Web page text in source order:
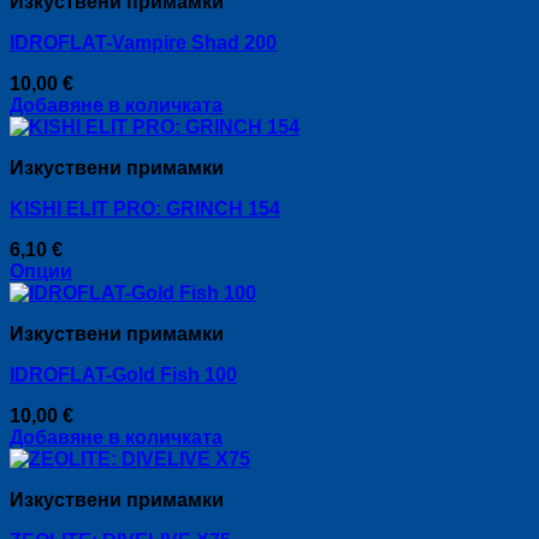
IDROFLAT-Vampire Shad 200
10,00 €
Добавяне в количката
Изкуствени примамки
KISHI ELIT PRO: GRINCH 154
6,10 €
Опции
This
has
variants.
options
may
be
on
the
Изкуствени примамки
IDROFLAT-Gold Fish 100
10,00 €
Добавяне в количката
Изкуствени примамки